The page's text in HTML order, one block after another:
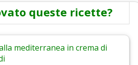
queste ricette?
mediterranea in crema di